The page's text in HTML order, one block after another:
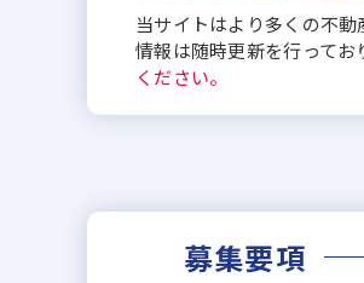
当サイトはより多くの不
情報は随時更新を行ってお
ください。
募集要項